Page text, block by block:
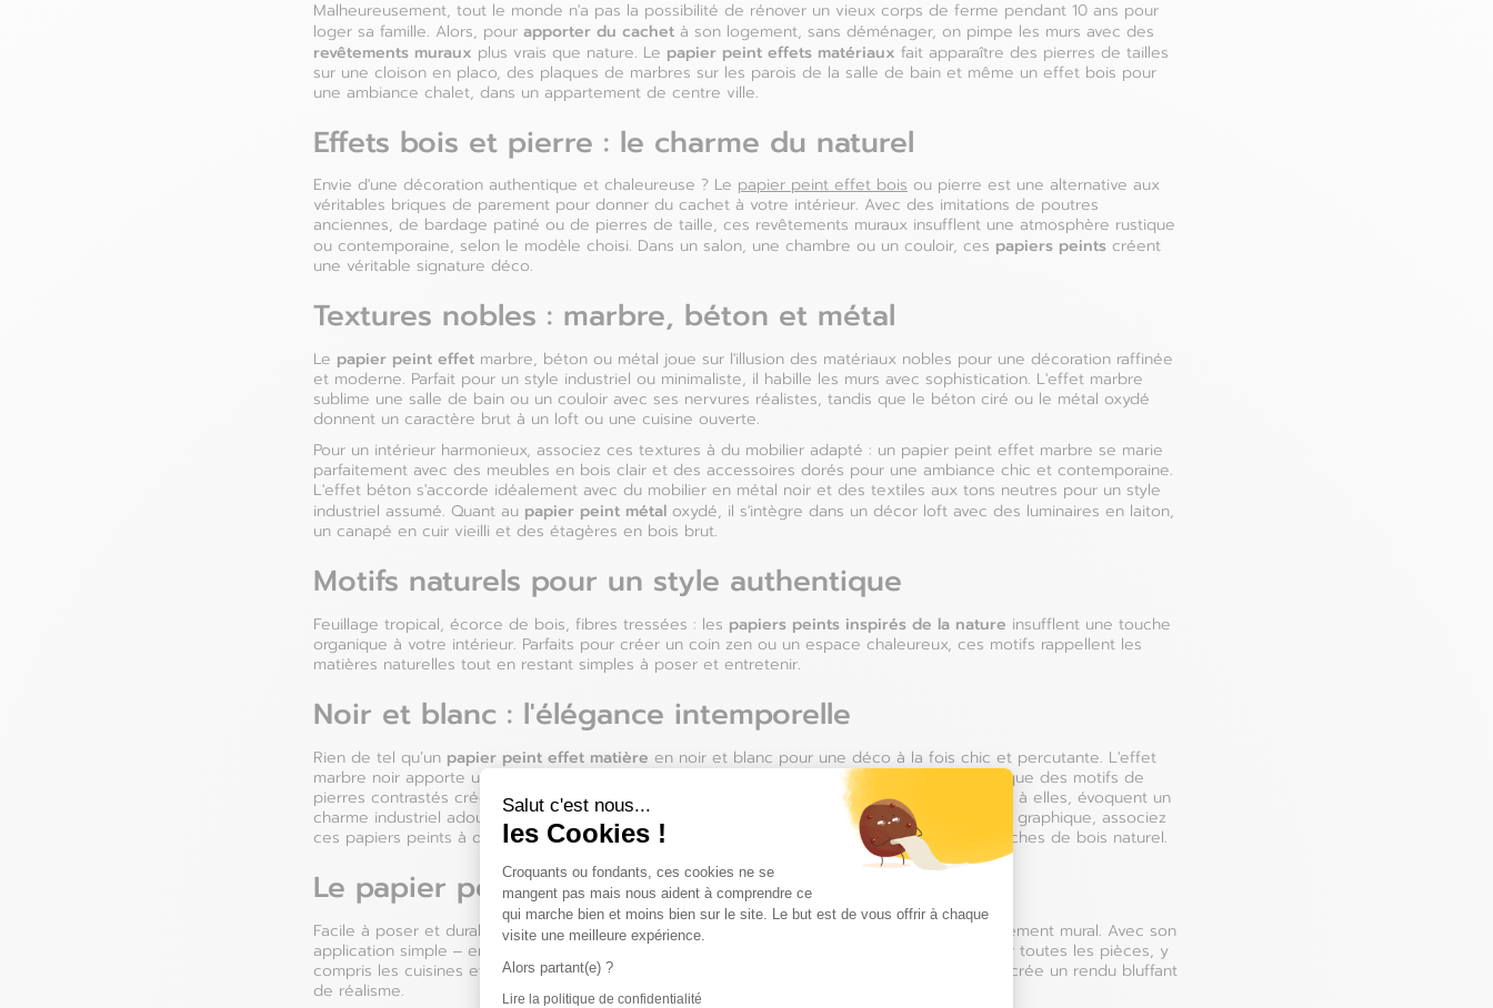
Salut c'est nous...
les Cookies !
Plateforme de Gestion du Consentement : Personnalisez vos Options
Croquants ou fondants, ces cookies ne se
mangent pas mais nous aident à comprendre ce
qui marche bien et moins bien sur le site. Le but est de vous offrir à chaque
visite une meilleure expérience.
Alors partant(e) ?
Lire la politique de confidentialité
Malheureusement, tout le monde n'a pas la possibilité de rénover un vieux corps de ferme pendant 10 ans pour
loger sa famille. Alors, pour apporter du cachet à son logement, sans déménager, on pimpe les murs avec des
revêtements muraux plus vrais que nature. Le papier peint effets matériaux fait apparaître des pierres de tailles
sur une cloison en placo, des plaques de marbres sur les parois de la salle de bain et même un effet bois pour
une ambiance chalet, dans un appartement de centre ville.
Effets bois et pierre : le charme du naturel
Envie d'une décoration authentique et chaleureuse ? Le papier peint effet bois ou pierre est une alternative aux
véritables briques de parement pour donner du cachet à votre intérieur. Avec des imitations de poutres
anciennes, de bardage patiné ou de pierres de taille, ces revêtements muraux insufflent une atmosphère rustique
ou contemporaine, selon le modèle choisi. Dans un salon, une chambre ou un couloir, ces papiers peints créent
une véritable signature déco.
Textures nobles : marbre, béton et métal
Le papier peint effet marbre, béton ou métal joue sur l'illusion des matériaux nobles pour une décoration raffinée
et moderne. Parfait pour un style industriel ou minimaliste, il habille les murs avec sophistication. L'effet marbre
sublime une salle de bain ou un couloir avec ses nervures réalistes, tandis que le béton ciré ou le métal oxydé
donnent un caractère brut à un loft ou une cuisine ouverte.
Pour un intérieur harmonieux, associez ces textures à du mobilier adapté : un papier peint effet marbre se marie
parfaitement avec des meubles en bois clair et des accessoires dorés pour une ambiance chic et contemporaine.
L'effet béton s'accorde idéalement avec du mobilier en métal noir et des textiles aux tons neutres pour un style
industriel assumé. Quant au papier peint métal oxydé, il s'intègre dans un décor loft avec des luminaires en laiton,
un canapé en cuir vieilli et des étagères en bois brut.
Motifs naturels pour un style authentique
Feuillage tropical, écorce de bois, fibres tressées : les papiers peints inspirés de la nature insufflent une touche
organique à votre intérieur. Parfaits pour créer un coin zen ou un espace chaleureux, ces motifs rappellent les
matières naturelles tout en restant simples à poser et entretenir.
Noir et blanc : l'élégance intemporelle
Rien de tel qu’un papier peint effet matière en noir et blanc pour une déco à la fois chic et percutante. L'effet
marbre noir apporte une touche sophistiquée et théâtrale à une entrée ou un salon, tandis que des motifs de
pierres contrastés créent un décor urbain résolument moderne. Les briques blanchies, quant à elles, évoquent un
charme industriel adouci, parfait pour une ambiance loft ou scandinave. Pour renforcer l’effet graphique, associez
ces papiers peints à du mobilier aux lignes épurées, des luminaires en métal noir et des touches de bois naturel.
Le papier peint intissé : avantages et pose
Facile à poser et durable, lepapier peint intisséest une révolution dans le monde du revêtement mural. Avec son
application simple – encollage direct du mur – et sa résistance à l'humidité, il est parfait pour toutes les pièces, y
compris les cuisines et salles de bain. Son aspect parfois texturé renforce l'effet matière et crée un rendu bluffant
de réalisme.
Découvrez les pays dans lesquels on peut vous livrer :
Allemagne
Autriche
Espagne Pays-bas